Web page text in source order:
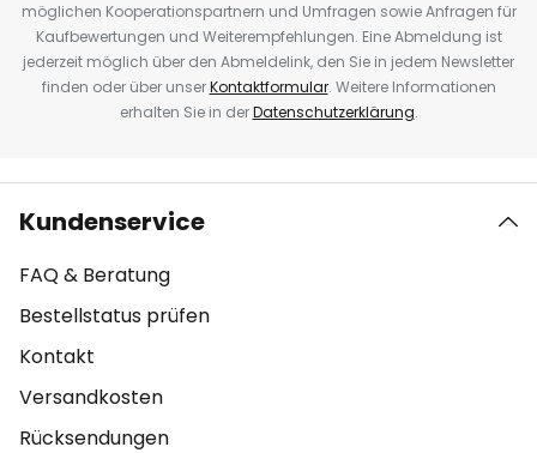
möglichen Kooperationspartnern und Umfragen sowie Anfragen für
Kaufbewertungen und Weiterempfehlungen. Eine Abmeldung ist
jederzeit möglich über den Abmeldelink, den Sie in jedem Newsletter
finden oder über unserKontaktformular. Weitere Informationen
erhalten Sie in derDatenschutzerklärung.
Kundenservice
FAQ & Beratung
Bestellstatus prüfen
Kontakt
Versandkosten
Rücksendungen